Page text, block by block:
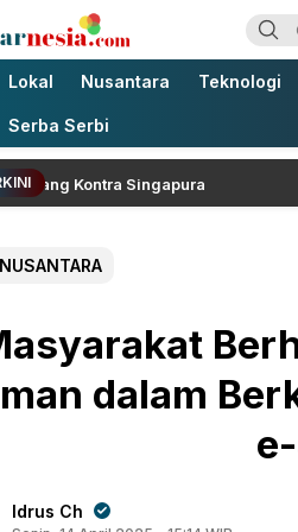
Lokal Nusantara Teknologi
Serba Serbi
Kontra Singapura
NUSANTARA
dalam
Idrus Ch